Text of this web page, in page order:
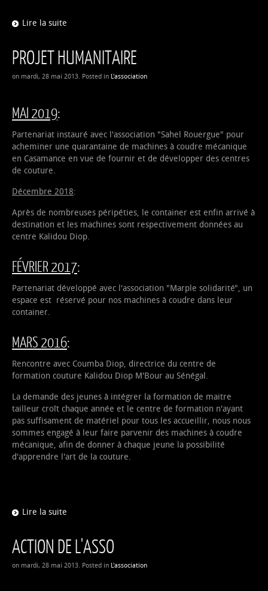
Lire la suite
PROJET HUMANITAIRE
on mardi, 28 mai 2013. Posted in L'association
MAI 2019:
Partenariat instauré avec l'association "Sahel Rouergue" pour
acheminer une quarantaine de machines à coudre mécanique
en Casamance en vue de fournir et de développer des centres
de couture.
Décembre 2018:
Après de nombreuses péripéties, le container est enfin arrivé à
destination et les machines sont respectivement données au
centre Kalidou Diop.
FÉVRIER 2017:
Partenariat développé avec l'association "Marple solidarité", un
espace est réservé pour nos machines à coudre dans leur
container.
MARS 2016:
Rencontre avec Coumba Diop, directrice du centre de
formation couture Kalidou Diop M'Bour au Sénégal.
La demande des jeunes à intégrer la formation de maitre
tailleur croît chaque année et le centre de formation n'ayant
pas suffisament de matériel pour tous les accueillir, nous nous
sommes engagé à leur faire parvenir des machines à coudre
mécanique, afin de donner à chaque jeune la possibilité
d'apprendre l'art de la couture.
Lire la suite
ACTION DE L'ASSO
on mardi, 28 mai 2013. Posted in L'association